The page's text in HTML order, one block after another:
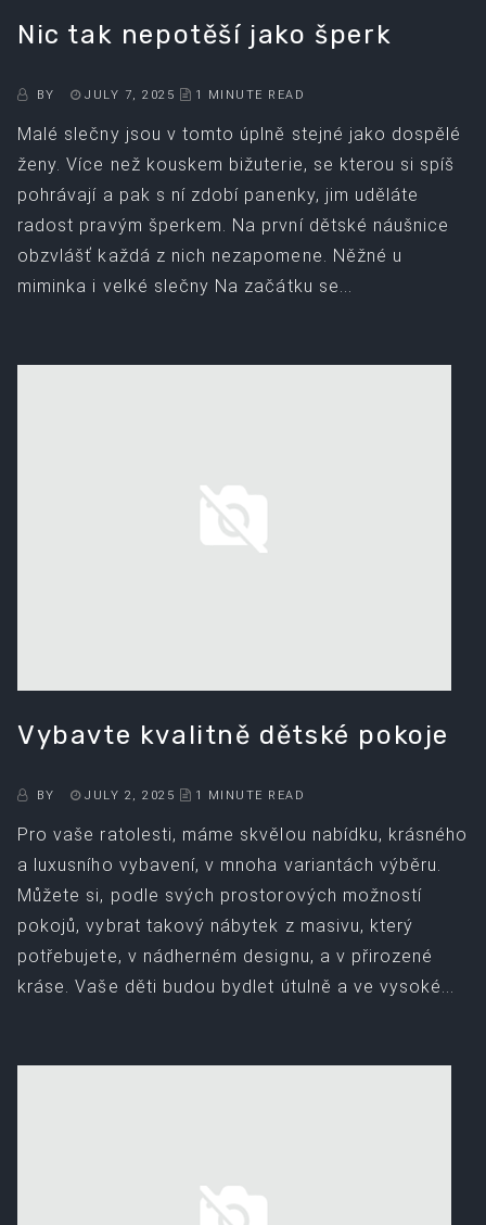
Nic tak nepotěší jako šperk
BY JULY 7, 2025 1 MINUTE READ
Malé slečny jsou v tomto úplně stejné jako dospělé
ženy. Více než kouskem bižuterie, se kterou si spíš
pohrávají a pak s ní zdobí panenky, jim uděláte
radost pravým šperkem. Na první dětské náušnice
obzvlášť každá z nich nezapomene. Něžné u
miminka i velké slečny Na začátku se...
Vybavte kvalitně dětské pokoje
BY JULY 2, 2025 1 MINUTE READ
Pro vaše ratolesti, máme skvělou nabídku, krásného
a luxusního vybavení, v mnoha variantách výběru.
Můžete si, podle svých prostorových možností
pokojů, vybrat takový nábytek z masivu, který
potřebujete, v nádherném designu, a v přirozené
kráse. Vaše děti budou bydlet útulně a ve vysoké...